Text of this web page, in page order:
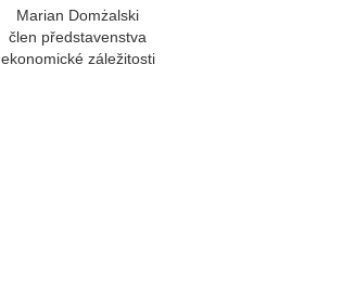
Marian Domżalski
člen představenstva
ekonomické záležitosti